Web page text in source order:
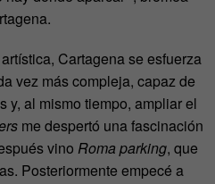
Cartagena se esfuerza
vez más compleja, capaz de
y, al mismo tiempo, ampliar el
me despertó una fascinación
vino Roma parking, que
Posteriormente empecé a